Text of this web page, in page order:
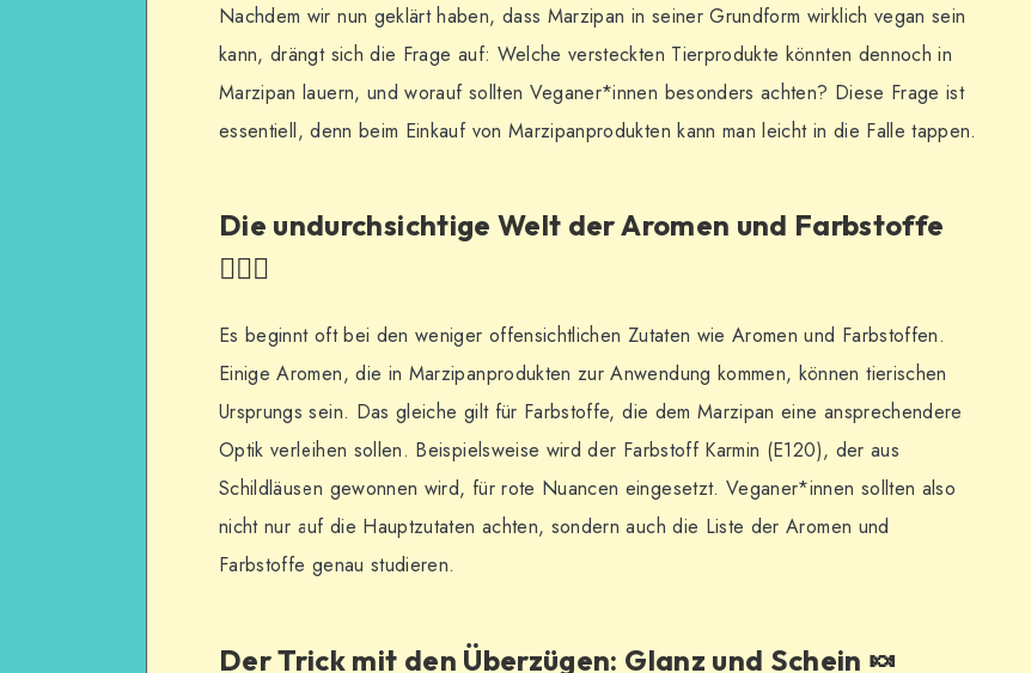
Nachdem wir nun geklärt haben, dass Marzipan in seiner Grundform wirklich vegan sein
kann, drängt sich die Frage auf: Welche versteckten Tierprodukte könnten dennoch in
Marzipan lauern, und worauf sollten Veganer*innen besonders achten? Diese Frage ist
essentiell, denn beim Einkauf von Marzipanprodukten kann man leicht in die Falle tappen.
Die undurchsichtige Welt der Aromen und Farbstoffe
🕵️‍♀️🌈
Es beginnt oft bei den weniger offensichtlichen Zutaten wie Aromen und Farbstoffen.
Einige Aromen, die in Marzipanprodukten zur Anwendung kommen, können tierischen
Ursprungs sein. Das gleiche gilt für Farbstoffe, die dem Marzipan eine ansprechendere
Optik verleihen sollen. Beispielsweise wird der Farbstoff Karmin (E120), der aus
Schildläusen gewonnen wird, für rote Nuancen eingesetzt. Veganer*innen sollten also
nicht nur auf die Hauptzutaten achten, sondern auch die Liste der Aromen und
Farbstoffe genau studieren.
Der Trick mit den Überzügen: Glanz und Schein 🍬